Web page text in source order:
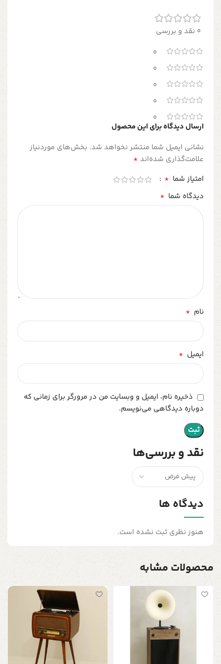
0 نقد و بررسی
0
0
0
0
0
نقد و بررسی‌ها
دیدگاه ها
هنوز نظری ثبت نشده است.
ارسال دیدگاه برای این محصول
نشانی ایمیل شما منتشر نخواهد شد. بخش‌های موردنیاز
علامت‌گذاری شده‌اند *
امتیاز شما *
دیدگاه شما *
نام *
ایمیل *
ذخیره نام، ایمیل و وبسایت من در مرورگر برای زمانی که
دوباره دیدگاهی می‌نویسم.
محصولات مشابه